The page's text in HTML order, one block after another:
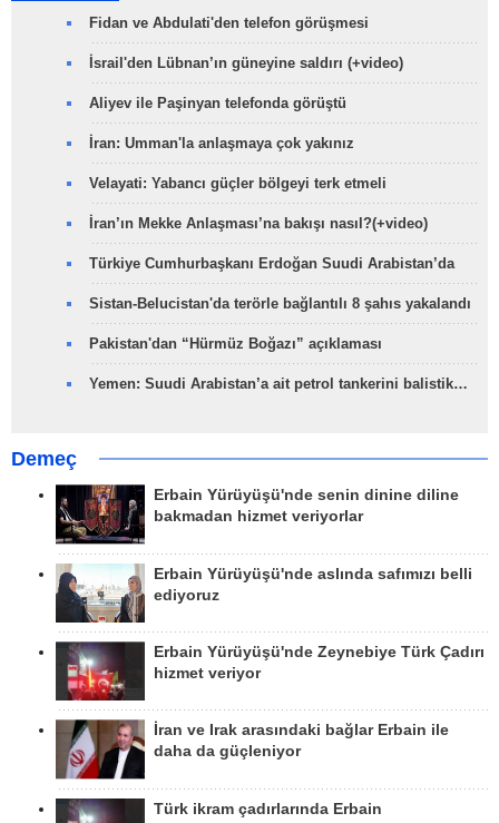
Fidan ve Abdulati'den telefon görüşmesi
İsrail'den Lübnan’ın güneyine saldırı (+video)
Aliyev ile Paşinyan telefonda görüştü
İran: Umman'la anlaşmaya çok yakınız
Velayati: Yabancı güçler bölgeyi terk etmeli
İran’ın Mekke Anlaşması’na bakışı nasıl?(+video)
Türkiye Cumhurbaşkanı Erdoğan Suudi Arabistan’da
Sistan-Belucistan'da terörle bağlantılı 8 şahıs yakalandı
Pakistan'dan “Hürmüz Boğazı” açıklaması
Yemen: Suudi Arabistan’a ait petrol tankerini balistik…
Demeç
Erbain Yürüyüşü'nde senin dinine diline
bakmadan hizmet veriyorlar
Erbain Yürüyüşü'nde aslında safımızı belli
ediyoruz
Erbain Yürüyüşü'nde Zeynebiye Türk Çadırı
hizmet veriyor
İran ve Irak arasındaki bağlar Erbain ile
daha da güçleniyor
Türk ikram çadırlarında Erbain